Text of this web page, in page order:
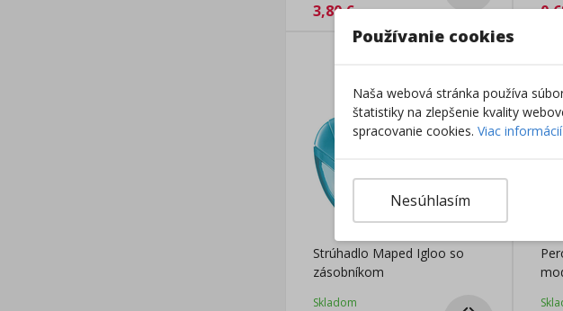
3,80€
Strúhadlo Maped Igloo so
zásobníkom
Skladom
Používanie cookies
Naša webová stránka používa
štatistiky na zlepšenie kvality
spracovanie cookies. Viac informácií
Nesúhlasím